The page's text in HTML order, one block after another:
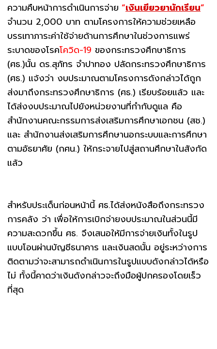
ความคืบหน้าการดำเนินการจ่าย “เงินเยียวยานักเรียน”
จำนวน 2,000 บาท ตามโครงการให้ความช่วยเหลือ
บรรเทาภาระค่าใช้จ่ายด้านการศึกษาในช่วงการแพร่
ระบาดของโรคโควิด-19 ของกระทรวงศึกษาธิการ
(ศธ.)นั้น ดร.สุภัทร จำปาทอง ปลัดกระทรวงศึกษาธิการ
(ศธ.) แจ้งว่า งบประมาณตามโครงการดังกล่าวได้ถูก
ส่งมาถึงกระทรวงศึกษาธิการ (ศธ.) เรียบร้อยแล้ว และ
ได้ส่งงบประมาณไปยังหน่วยงานที่กำกับดูแล คือ
สำนักงานคณะกรรมการส่งเสริมการศึกษาเอกชน (สช.)
และ สำนักงานส่งเสริมการศึกษานอกระบบและการศึกษา
ตามอัธยาศัย (กศน.) ให้กระจายไปสู่สถานศึกษาในสังกัด
แล้ว
สำหรับประเด็นก่อนหน้านี้ ศธ.ได้ส่งหนังสือถึงกระทรวง
การคลัง ว่า เพื่อให้การเบิกจ่ายงบประมาณในส่วนนี้มี
ความสะดวกขึ้น ศธ. จึงเสนอให้มีการจ่ายเงินทั้งในรูป
แบบโอนผ่านบัญชีธนาคาร และเงินสดนั้น อยู่ระหว่างการ
ติดตามว่าจะสามารถดำเนินการในรูปแบบดังกล่าวได้หรือ
ไม่ ทั้งนี้คาดว่าเงินดังกล่าวจะถึงมือผู้ปกครองโดยเร็ว
ที่สุด